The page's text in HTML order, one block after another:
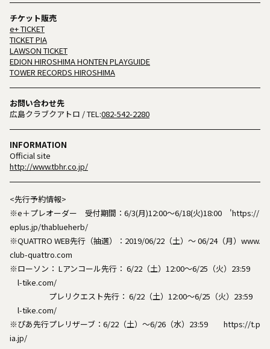
チケット販売
e+ TICKET
TICKET PIA
LAWSON TICKET
EDION HIROSHIMA HONTEN PLAYGUIDE
TOWER RECORDS HIROSHIMA
お問い合わせ先
広島クラブクアトロ / TEL:082-542-2280
INFORMATION
Official site
http://www.tbhr.co.jp/
<先行予約情報>
※e＋プレオーダー 受付期間：6/3(月)12:00〜6/18(火)18:00 'https://
eplus.jp/thablueherb/
※QUATTRO WEB先行（抽選）：2019/06/22（土）～ 06/24（月）www.
club-quattro.com
※ローソン： Lアンコール先行： 6/22（土）12:00～6/25（火）23:59
l-tike.com/
プレリクエスト先行： 6/22（土）12:00～6/25（火）23:59
l-tike.com/
※ぴあ先行プレリザーブ：6/22（土）～6/26（水）23:59 https://t.p
ia.jp/